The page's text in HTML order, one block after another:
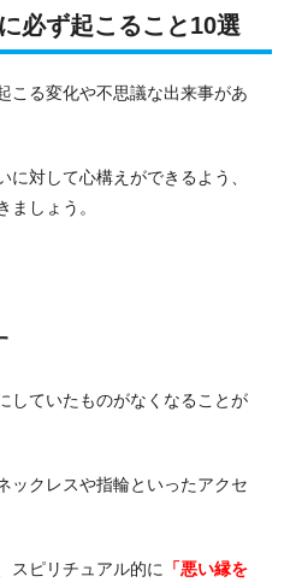
必ず起こること10選
こる変化や不思議な出来事があ
に対して心構えができるよう、
ましょう。
していたものがなくなることが
ックレスや指輪といったアクセ
スピリチュアル的に 「悪い縁を